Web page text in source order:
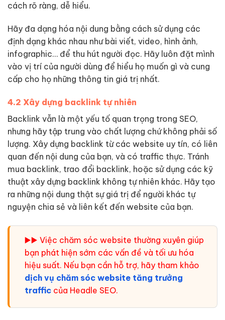
cách rõ ràng, dễ hiểu.
Hãy đa dạng hóa nội dung bằng cách sử dụng các
định dạng khác nhau như bài viết, video, hình ảnh,
infographic… để thu hút người đọc. Hãy luôn đặt mình
vào vị trí của người dùng để hiểu họ muốn gì và cung
cấp cho họ những thông tin giá trị nhất.
4.2 Xây dựng backlink tự nhiên
Backlink vẫn là một yếu tố quan trọng trong SEO,
nhưng hãy tập trung vào chất lượng chứ không phải số
lượng. Xây dựng backlink từ các website uy tín, có liên
quan đến nội dung của bạn, và có traffic thực. Tránh
mua backlink, trao đổi backlink, hoặc sử dụng các kỹ
thuật xây dựng backlink không tự nhiên khác. Hãy tạo
ra những nội dung thật sự giá trị để người khác tự
nguyện chia sẻ và liên kết đến website của bạn.
▶️▶️ Việc chăm sóc website thường xuyên giúp
bạn phát hiện sớm các vấn đề và tối ưu hóa
hiệu suất. Nếu bạn cần hỗ trợ, hãy tham khảo
dịch vụ chăm sóc website tăng trưởng
traffic của Headle SEO.